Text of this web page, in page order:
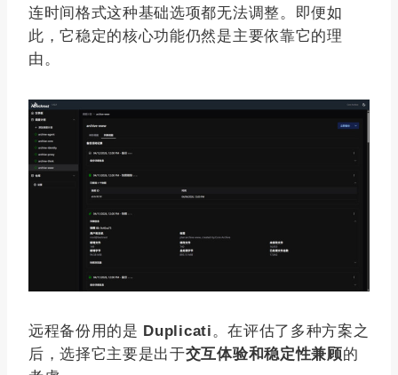
连时间格式这种基础选项都无法调整。即便如
此，它稳定的核心功能仍然是主要依靠它的理
由。
远程备份用的是 Duplicati。在评估了多种方案之
后，选择它主要是出于交互体验和稳定性兼顾的